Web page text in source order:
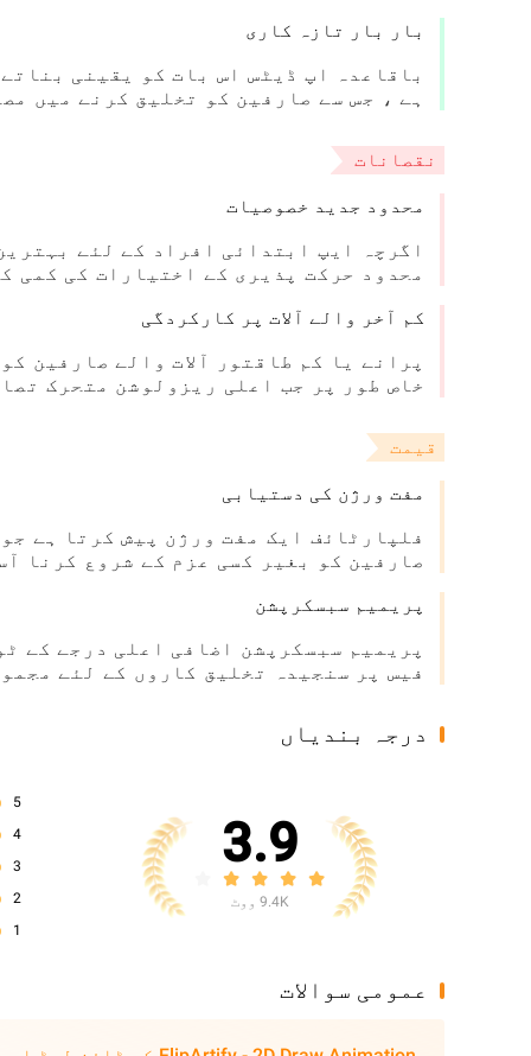
بار بار تازہ کاری
باقاعدہ اپ ڈیٹس اس بات کو یقینی
ہے ، جس سے صارفین کو تخلیق کرنے میں
نقصانات
محدود جدید خصوصیات
اگرچہ ایپ ابتدائی افراد کے لئے
محدود حرکت پذیری کے اختیارات کی کمی
کم آخر والے آلات پر کارکردگی
پرانے یا کم طاقتور آلات والے صارفین
خاص طور پر جب اعلی ریزولوشن متحرک
قیمت
مفت ورژن کی دستیابی
فلپارٹائف ایک مفت ورژن پیش کرتا ہے
صارفین کو بغیر کسی عزم کے شروع کرنا
پریمیم سبسکرپشن
پریمیم سبسکرپشن اضافی اعلی درجے کے
فیس پر سنجیدہ تخلیق کاروں کے لئے
درجہ بندیاں
3.9
9.4K ووٹ
5
4
3
2
1
عمومی سوالات